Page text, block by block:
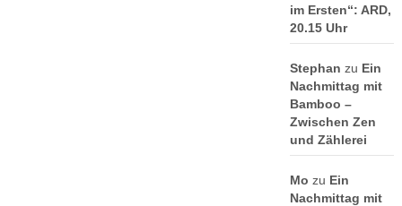
im Ersten“: ARD,
20.15 Uhr
Stephan zu Ein
Nachmittag mit
Bamboo –
Zwischen Zen
und Zählerei
Mo zu Ein
Nachmittag mit